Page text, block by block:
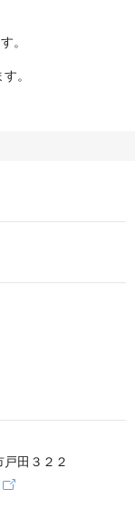
。
。